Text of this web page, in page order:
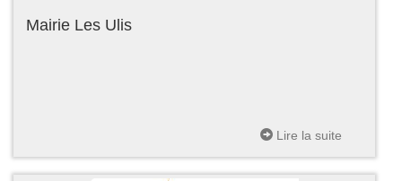
Mairie Les Ulis
Lire la suite